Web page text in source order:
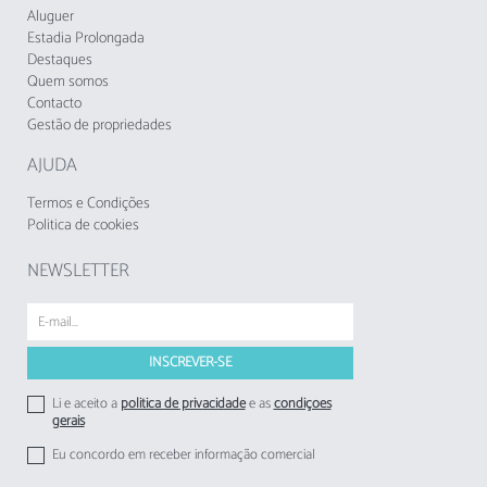
desde 1 de novembro de 2024, deverá cobrada
pelos empreendimentos turísticos e
estabelecimentos de alojamento local aos
Aluguer
Estadia Prolongada
Destaques
Quem somos
Contacto
Gestão de propriedades
AJUDA
Termos e Condições
Politica de cookies
NEWSLETTER
Li e aceito apolitica de privacidadee ascondições
gerais
Eu concordo em receber informação comercial